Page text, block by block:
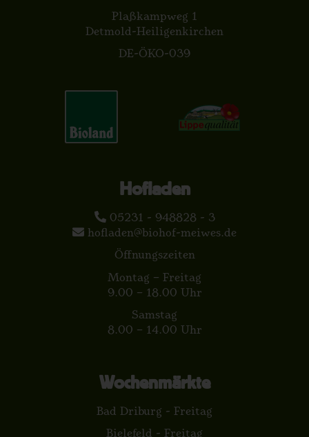
Plaßkampweg 1
Detmold-Heiligenkirchen
DE-ÖKO-039
Hofladen
05231 - 948828 - 3
hofladen@biohof-meiwes.de
Öffnungszeiten
Montag – Freitag
9.00 – 18.00 Uhr
Samstag
8.00 – 14.00 Uhr
Wochenmärkte
Bad Driburg - Freitag
Bielefeld - Freitag